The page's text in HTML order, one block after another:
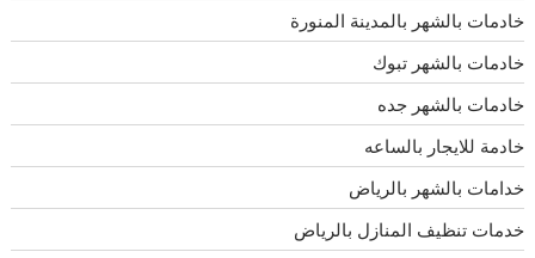
خادمات بالشهر بالمدينة المنورة
خادمات بالشهر تبوك
خادمات بالشهر جده
خادمة للايجار بالساعه
خدامات بالشهر بالرياض
خدمات تنظيف المنازل بالرياض